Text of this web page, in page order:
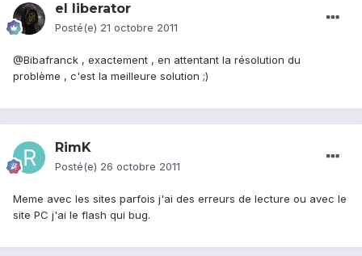
el liberator
Posté(e) 21 octobre 2011
@Bibafranck , exactement , en attentant la résolution du
problème , c'est la meilleure solution ;)
RimK
Posté(e) 26 octobre 2011
Meme avec les sites parfois j'ai des erreurs de lecture ou avec le
site PC j'ai le flash qui bug.